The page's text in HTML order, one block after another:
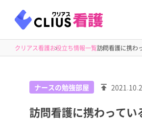
クリアス看護お役立ち情報一覧訪問看護に携わ
ナースの勉強部屋
訪問看護に携わってい